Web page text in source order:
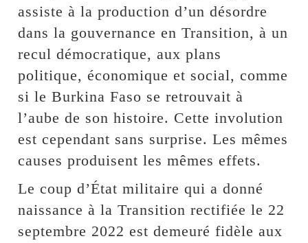
assiste à la production d’un désordre
dans la gouvernance en Transition, à un
recul démocratique, aux plans
politique, économique et social, comme
si le Burkina Faso se retrouvait à
l’aube de son histoire. Cette involution
est cependant sans surprise. Les mêmes
causes produisent les mêmes effets.
Le coup d’État militaire qui a donné
naissance à la Transition rectifiée le 22
septembre 2022 est demeuré fidèle aux